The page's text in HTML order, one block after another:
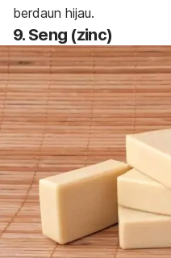
berdaun hijau.
9. Seng (zinc)